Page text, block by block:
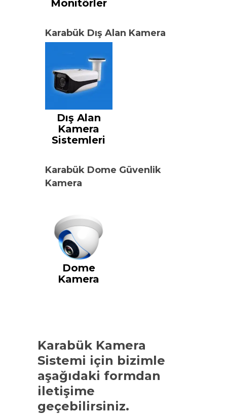
Monitörler
Karabük Dış Alan Kamera
Dış Alan
Kamera
Sistemleri
Karabük Dome Güvenlik
Kamera
Dome
Kamera
Karabük Kamera
Sistemi için bizimle
aşağıdaki formdan
iletişime
geçebilirsiniz.